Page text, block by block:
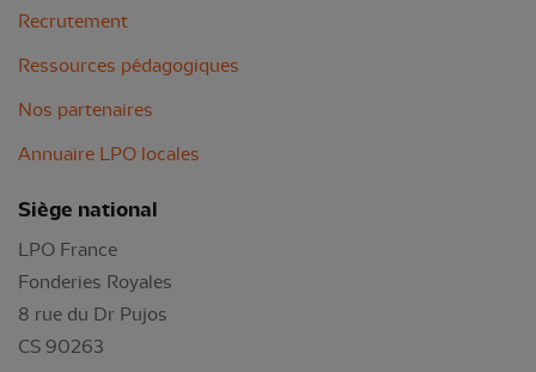
Recrutement
Ressources pédagogiques
Nos partenaires
Annuaire LPO locales
Siège national
LPO France
Fonderies Royales
8 rue du Dr Pujos
CS 90263